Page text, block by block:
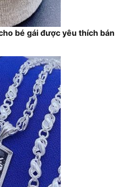
bé gái được yêu thích bán